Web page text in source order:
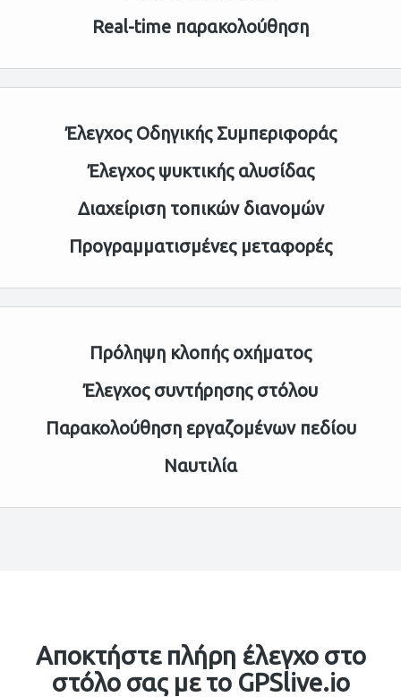
Real-time παρακολούθηση
Έλεγχος Οδηγικής Συμπεριφοράς
Έλεγχος ψυκτικής αλυσίδας
Διαχείριση τοπικών διανομών
Προγραμματισμένες μεταφορές
Πρόληψη κλοπής οχήματος
Έλεγχος συντήρησης στόλου
Παρακολούθηση εργαζομένων πεδίου
Ναυτιλία
Αποκτήστε πλήρη έλεγχο στο
στόλο σας με το GPSlive.io